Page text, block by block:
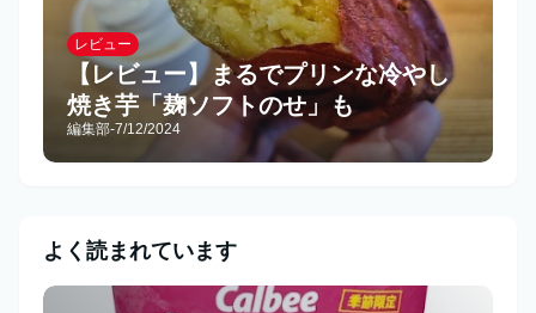
レビュー
【レビュー】まるでプリンな冷やし
焼き芋「麹ソフトのせ」も
編集部-7/12/2024
よく読まれています